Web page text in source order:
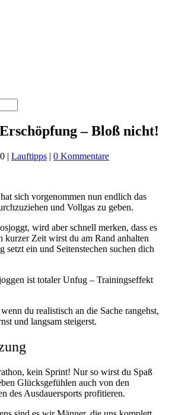
– Bloß nicht!
| Lauftipps | 0 Kommentare
sich vorgenommen nun endlich das
und Vollgas zu geben.
wird aber schnell merken, dass es
kurzer Zeit wirst du am Rand anhalten
setzt ein und Seitenstechen suchen dich
ist totaler Unfug – Trainingseffekt
du realistisch an die Sache rangehst,
und langsam steigerst.
kein Sprint! Nur so wirst du Spaß
Glücksgefühlen auch von den
des Ausdauersports profitieren.